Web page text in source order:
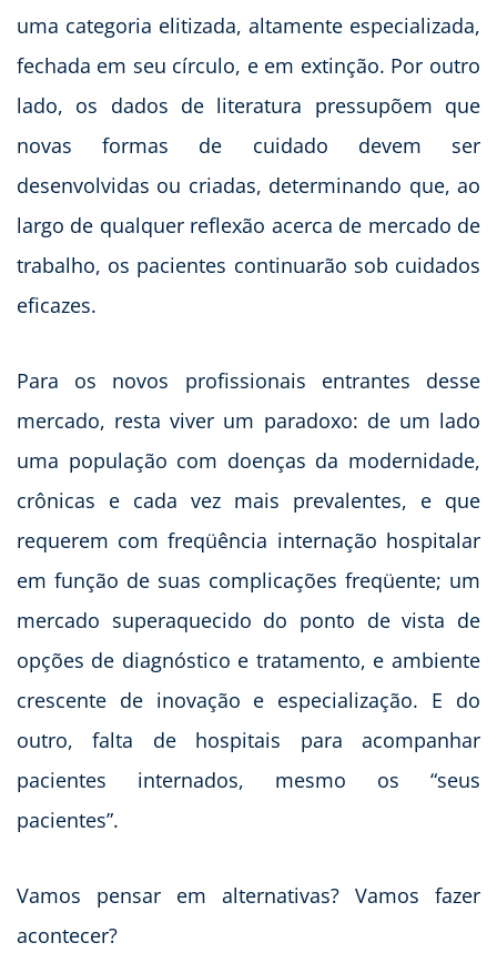
uma categoria elitizada, altamente especializada,
fechada em seu círculo, e em extinção. Por outro
lado, os dados de literatura pressupõem que
novas formas de cuidado devem ser
desenvolvidas ou criadas, determinando que, ao
largo de qualquer reflexão acerca de mercado de
trabalho, os pacientes continuarão sob cuidados
eficazes.
Para os novos profissionais entrantes desse
mercado, resta viver um paradoxo: de um lado
uma população com doenças da modernidade,
crônicas e cada vez mais prevalentes, e que
requerem com freqüência internação hospitalar
em função de suas complicações freqüente; um
mercado superaquecido do ponto de vista de
opções de diagnóstico e tratamento, e ambiente
crescente de inovação e especialização. E do
outro, falta de hospitais para acompanhar
pacientes internados, mesmo os “seus
pacientes”.
Vamos pensar em alternativas? Vamos fazer
acontecer?